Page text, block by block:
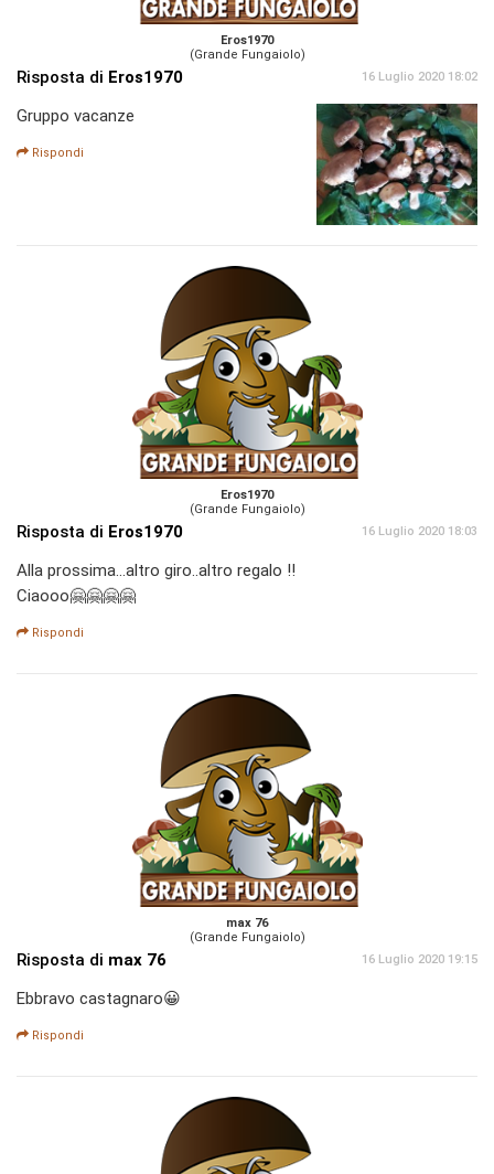
Eros1970
(Grande Fungaiolo)
Risposta di Eros1970 16 Luglio 2020 18:02
Gruppo vacanze
Rispondi
Eros1970
(Grande Fungaiolo)
Risposta di Eros1970 16 Luglio 2020 18:03
Alla prossima...altro giro..altro regalo !!
Ciaooo🤗🤗🤗🤗
Rispondi
max 76
(Grande Fungaiolo)
Risposta di max 76 16 Luglio 2020 19:15
Ebbravo castagnaro😀
Rispondi